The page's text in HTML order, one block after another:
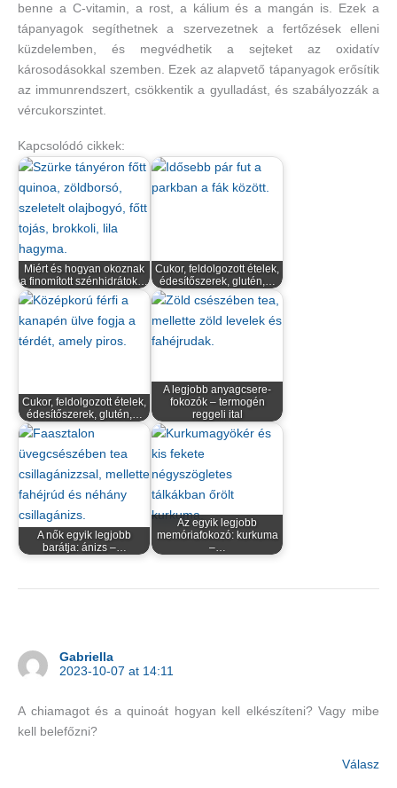
benne a C-vitamin, a rost, a kálium és a mangán is. Ezek a
tápanyagok segíthetnek a szervezetnek a fertőzések elleni
küzdelemben, és megvédhetik a sejteket az oxidatív
károsodásokkal szemben. Ezek az alapvető tápanyagok erősítik
az immunrendszert, csökkentik a gyulladást, és szabályozzák a
vércukorszintet.
Kapcsolódó cikkek:
Miért és hogyan okoznak
a finomított szénhidrátok…
Cukor, feldolgozott ételek,
édesítőszerek, glutén,…
Cukor, feldolgozott ételek,
édesítőszerek, glutén,…
A legjobb anyagcsere-
fokozók – termogén
reggeli ital
A nők egyik legjobb
barátja: ánizs –…
Az egyik legjobb
memóriafokozó: kurkuma
–…
Gabriella
2023-10-07 at 14:11
A chiamagot és a quinoát hogyan kell elkészíteni? Vagy mibe
kell belefőzni?
Válasz